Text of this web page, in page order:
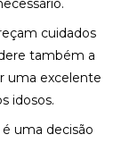
cuidados
também a
uma excelente
idosos.
uma decisão